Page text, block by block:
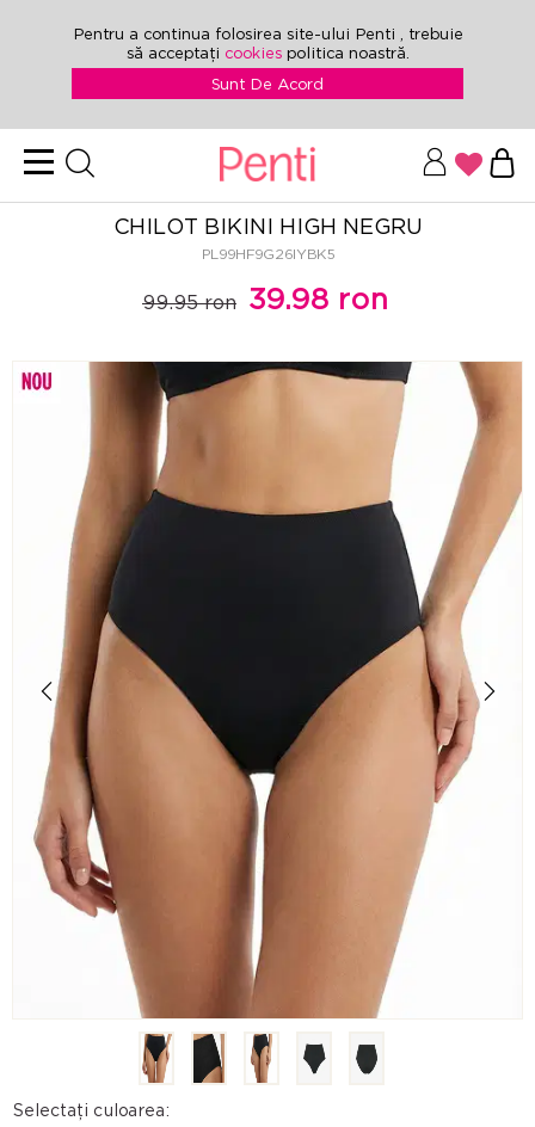
Pentru a continua folosirea site-ului Penti , trebuie
să acceptați cookies politica noastră.
Sunt De Acord
CHILOT BIKINI HIGH NEGRU
PL99HF9G26IYBK5
99.95 ron 39.98 ron
Selectați culoarea: